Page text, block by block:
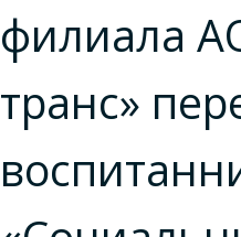
филиала
транс»